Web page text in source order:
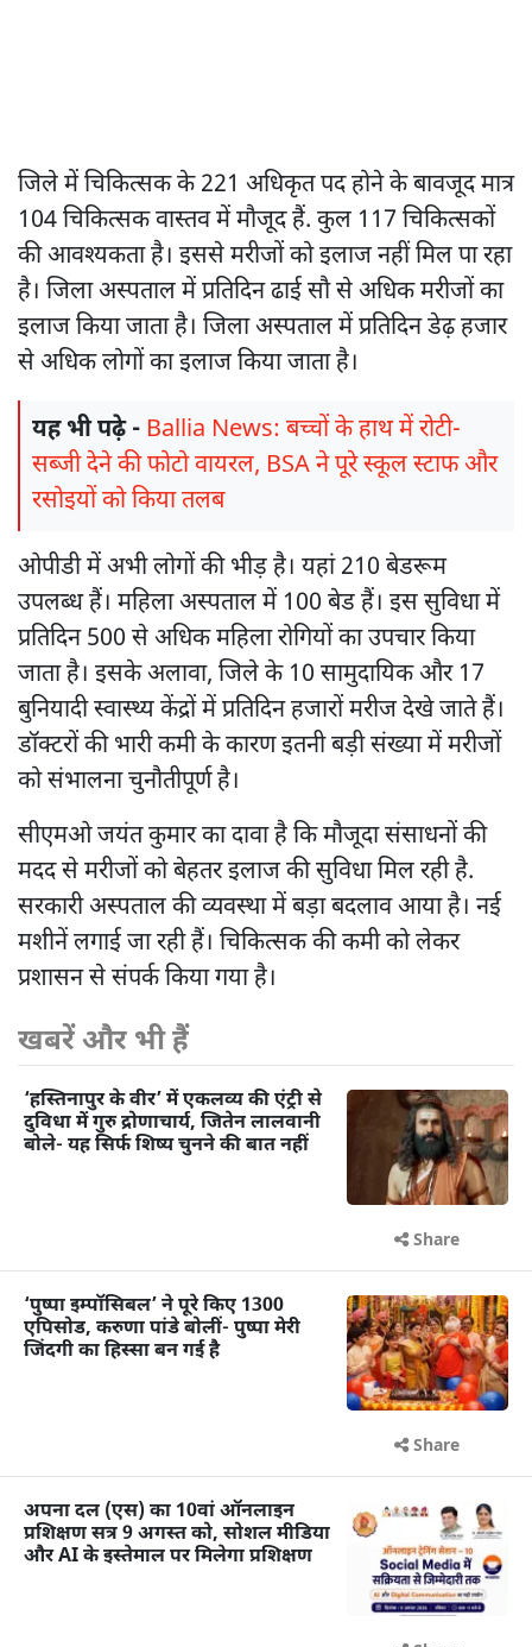
जिले में चिकित्सक के 221 अधिकृत पद होने के बावजूद मात्र
104 चिकित्सक वास्तव में मौजूद हैं. कुल 117 चिकित्सकों
की आवश्यकता है। इससे मरीजों को इलाज नहीं मिल पा रहा
है। जिला अस्पताल में प्रतिदिन ढाई सौ से अधिक मरीजों का
इलाज किया जाता है। जिला अस्पताल में प्रतिदिन डेढ़ हजार
से अधिक लोगों का इलाज किया जाता है।
यह भी पढ़े - Ballia News: बच्चों के हाथ में रोटी-
सब्जी देने की फोटो वायरल, BSA ने पूरे स्कूल स्टाफ और
रसोइयों को किया तलब
ओपीडी में अभी लोगों की भीड़ है। यहां 210 बेडरूम
उपलब्ध हैं। महिला अस्पताल में 100 बेड हैं। इस सुविधा में
प्रतिदिन 500 से अधिक महिला रोगियों का उपचार किया
जाता है। इसके अलावा, जिले के 10 सामुदायिक और 17
बुनियादी स्वास्थ्य केंद्रों में प्रतिदिन हजारों मरीज देखे जाते हैं।
डॉक्टरों की भारी कमी के कारण इतनी बड़ी संख्या में मरीजों
को संभालना चुनौतीपूर्ण है।
सीएमओ जयंत कुमार का दावा है कि मौजूदा संसाधनों की
मदद से मरीजों को बेहतर इलाज की सुविधा मिल रही है.
सरकारी अस्पताल की व्यवस्था में बड़ा बदलाव आया है। नई
मशीनें लगाई जा रही हैं। चिकित्सक की कमी को लेकर
प्रशासन से संपर्क किया गया है।
खबरें और भी हैं
‘हस्तिनापुर के वीर’ में एकलव्य की एंट्री से
दुविधा में गुरु द्रोणाचार्य, जितेन लालवानी
बोले- यह सिर्फ शिष्य चुनने की बात नहीं
Share
‘पुष्पा इम्पॉसिबल’ ने पूरे किए 1300
एपिसोड, करुणा पांडे बोलीं- पुष्पा मेरी
जिंदगी का हिस्सा बन गई है
Share
अपना दल (एस) का 10वां ऑनलाइन
प्रशिक्षण सत्र 9 अगस्त को, सोशल मीडिया
और AI के इस्तेमाल पर मिलेगा प्रशिक्षण